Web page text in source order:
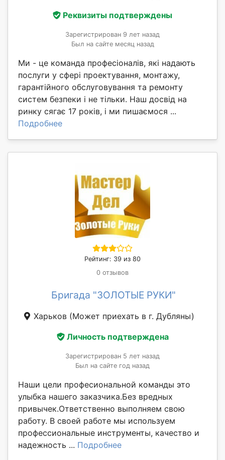
Реквизиты подтверждены
Зарегистрирован 9 лет назад
Был на сайте месяц назад
Ми - це команда професіоналів, які надають
послуги у сфері проектування, монтажу,
гарантійного обслуговування та ремонту
систем безпеки і не тільки. Наш досвід на
ринку сягає 17 років, і ми пишаємося ...
Подробнее
Рейтинг: 39 из 80
0 отзывов
Бригада "ЗОЛОТЫЕ РУКИ"
Харьков (Может приехать в г. Дубляны)
Личность подтверждена
Зарегистрирован 5 лет назад
Был на сайте год назад
Наши цели професиональной команды это
улыбка нашего заказчика.Без вредных
привычек.Ответственно выполняем свою
работу. В своей работе мы используем
профессиональные инструменты, качество и
надежность ... Подробнее